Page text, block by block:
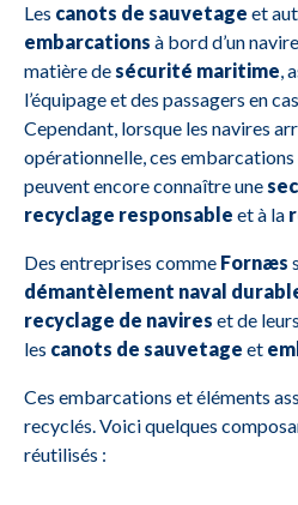
Les canots de sauvetage et
embarcations à bord d’un
matière desécurité maritime,
l’équipage et des passagers en
Cependant, lorsque les navires
opérationnelle, ces
peuvent encore connaître une
recyclage responsable et à la
Des entreprises comme Fornæs
démantèlement naval
recyclage de navires et de
les canots de sauvetage et
Ces embarcations et éléments
recyclés. Voici quelques
réutilisés :